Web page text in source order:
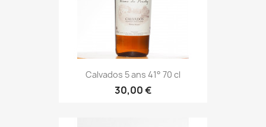
Calvados 5 ans 41° 70 cl
30,00 €